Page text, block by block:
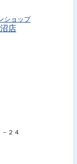
ショップ
店
２４